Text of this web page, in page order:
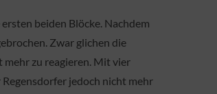
beiden Blöcke. Nachdem
Zwar glichen die
mehr zu reagieren. Mit vier
Regensdorfer jedoch nicht mehr